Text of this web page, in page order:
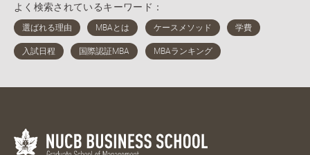
よく検索されているキーワード：